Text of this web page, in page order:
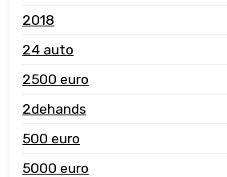
2018
24 auto
2500 euro
2dehands
500 euro
5000 euro